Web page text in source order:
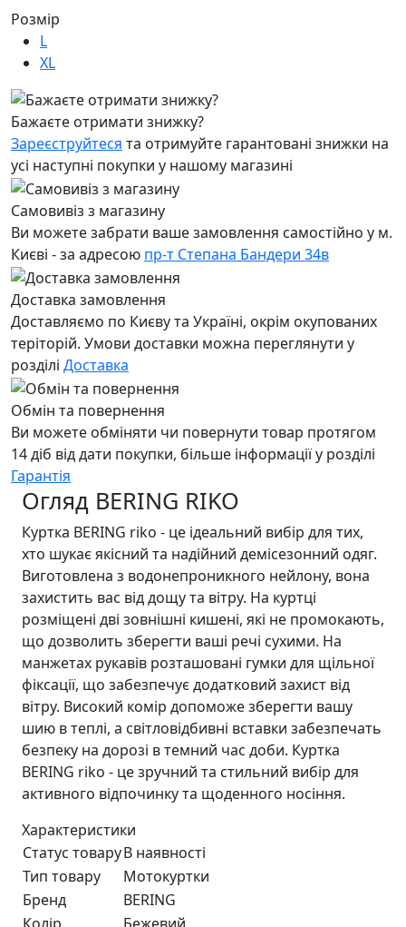
Розмір
L
XL
Бажаєте отримати знижку?
Зареєструйтеся та отримуйте гарантовані знижки на
усі наступні покупки у нашому магазині
Самовивіз з магазину
Ви можете забрати ваше замовлення самостійно у м.
Києві - за адресою пр-т Степана Бандери 34в
Доставка замовлення
Доставляємо по Києву та Україні, окрім окупованих
теріторій. Умови доставки можна переглянути у
розділі Доставка
Обмін та повернення
Ви можете обміняти чи повернути товар протягом
14 діб від дати покупки, більше інформації у розділі
Гарантія
Огляд BERING RIKO
Куртка BERING riko - це ідеальний вибір для тих,
хто шукає якісний та надійний демісезонний одяг.
Виготовлена з водонепроникного нейлону, вона
захистить вас від дощу та вітру. На куртці
розміщені дві зовнішні кишені, які не промокають,
що дозволить зберегти ваші речі сухими. На
манжетах рукавів розташовані гумки для щільної
фіксації, що забезпечує додатковий захист від
вітру. Високий комір допоможе зберегти вашу
шию в теплі, а світловідбивні вставки забезпечать
безпеку на дорозі в темний час доби. Куртка
BERING riko - це зручний та стильний вибір для
активного відпочинку та щоденного носіння.
Характеристики
Статус товаруВ наявності
Тип товару
Мотокуртки
Бренд
BERING
Колір
Бежевий